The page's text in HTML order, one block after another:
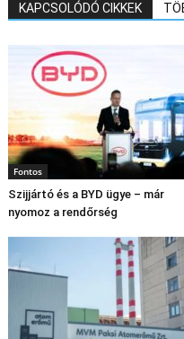
KAPCSOLÓDÓ CIKKEK
Fontos
Szijjártó és a BYD ügye – már
nyomoz a rendőrség